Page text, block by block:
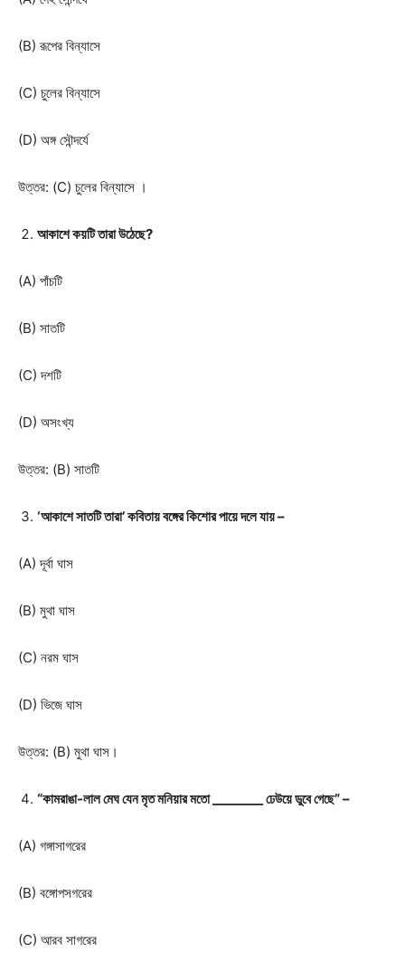
(B) রূপের বিন্যাসে
(C) চুলের বিন্যাসে
(D) অঙ্গ সৌন্দর্যে
উত্তর: (C) চুলের বিন্যাসে ।
আকাশে কয়টি তারা উঠেছে?
(A) পাঁচটি
(B) সাতটি
(C) দশটি
(D) অসংখ্য
উত্তর: (B) সাতটি
‘আকাশে সাতটি তারা’ কবিতায় বঙ্গের কিশোর পায়ে দলে যায় –
(A) দূর্বা ঘাস
(B) মুথা ঘাস
(C) নরম ঘাস
(D) ভিজে ঘাস
উত্তর: (B) মুথা ঘাস।
“কামরাঙা-লাল মেঘ যেন মৃত মনিয়ার মতো ________ ঢেউয়ে ডুবে গেছে” –
(A) গঙ্গাসাগরের
(B) বঙ্গোপসগরের
(C) আরব সাগরের